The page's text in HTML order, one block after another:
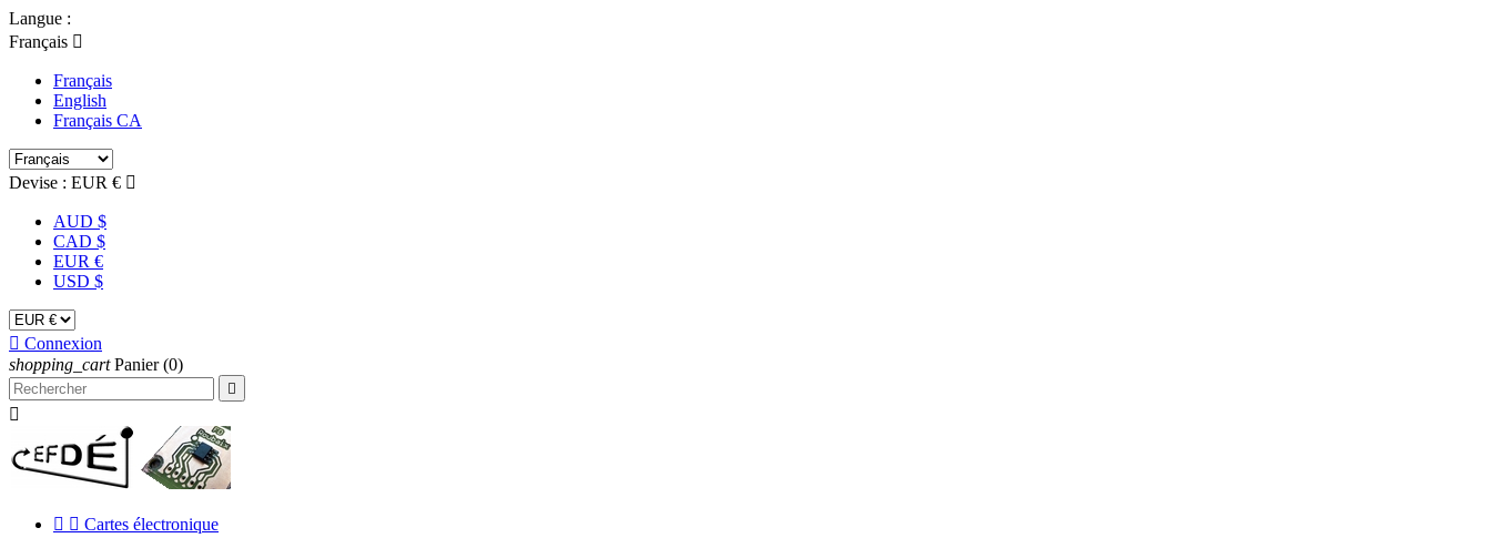
Langue :
Français 
Français
English
Français CA
Devise : EUR € 
AUD $
CAD $
EUR €
USD $
 Connexion
shopping_cart Panier (0)


  Cartes électronique